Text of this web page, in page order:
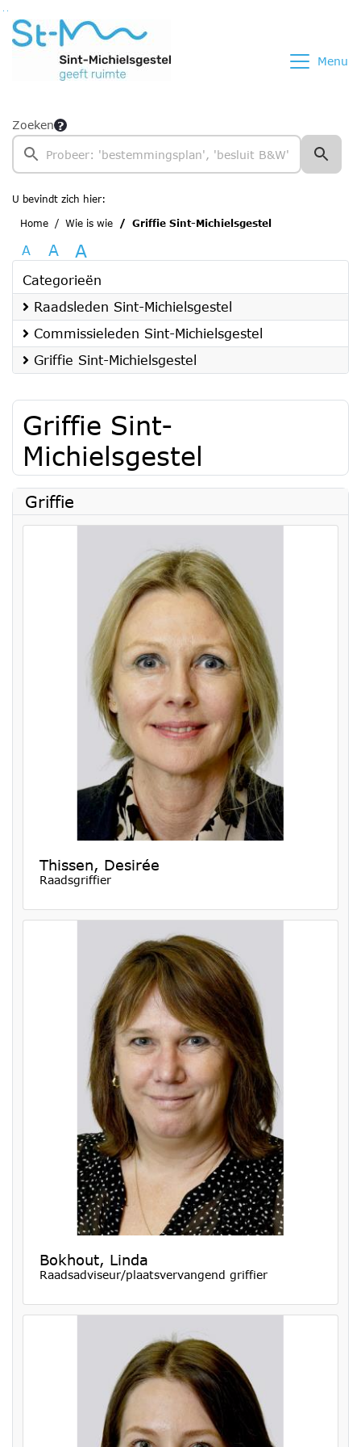
Ga naar de inhoud van deze pagina
Ga naar het zoeken
Ga naar het menu
Menu
Zoeken
U bevindt zich hier:
Home
Wie is wie Griffie Sint-Michielsgestel
A A A
Categorieën
Raadsleden Sint-Michielsgestel
Commissieleden Sint-Michielsgestel
Griffie Sint-Michielsgestel
Griffie Sint-
Michielsgestel
Griffie
Thissen, Desirée
Raadsgriffier
Bokhout, Linda
Raadsadviseur/plaatsvervangend griffier